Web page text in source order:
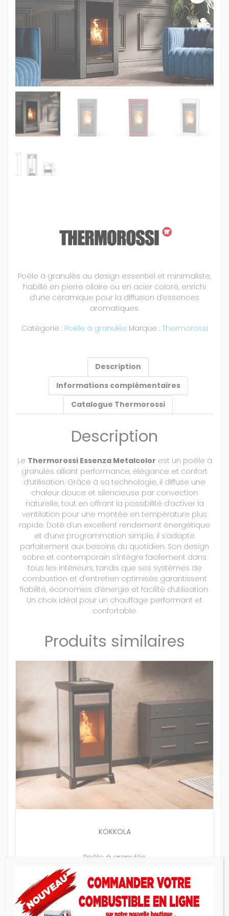
Poêle à granulés au design essentiel et minimaliste,
habillé en pierre ollaire ou en acier coloré, enrichi
d’une céramique pour la diffusion d’essences
aromatiques.
Catégorie : Poêle à granulés Marque : Thermorossi
Description
Informations complémentaires
Catalogue Thermorossi
Description
Le Thermorossi Essenza Metalcolor est un poêle à
granulés alliant performance, élégance et confort
d’utilisation. Grâce à sa technologie, il diffuse une
chaleur douce et silencieuse par convection
naturelle, tout en offrant la possibilité d’activer la
ventilation pour une montée en température plus
rapide. Doté d’un excellent rendement énergétique
et d’une programmation simple, il s’adapte
parfaitement aux besoins du quotidien. Son design
sobre et contemporain s’intègre facilement dans
tous les intérieurs, tandis que ses systèmes de
combustion et d’entretien optimisés garantissent
fiabilité, économies d’énergie et facilité d’utilisation.
Un choix idéal pour un chauffage performant et
confortable.
Produits similaires
KOKKOLA
Poêle à granulés